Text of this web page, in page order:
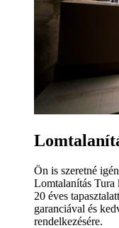
Ön is szeretné
Lomtalanítás Tura
20 éves
garanciával és
rendelkezésére.